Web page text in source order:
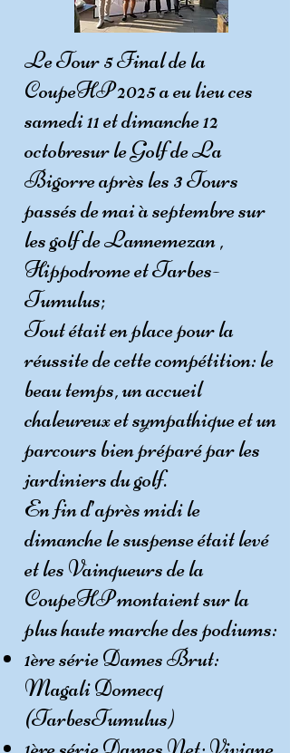
Le Tour 5 Final de la
CoupeHP 2025 a eu lieu ces
samedi 11 et dimanche 12
octobresur le Golf de La
Bigorre après les 3 Tours
passés de mai à septembre sur
les golf de Lannemezan ,
Hippodrome et Tarbes-
Tumulus;
Tout était en place pour la
réussite de cette compétition: le
beau temps, un accueil
chaleureux et sympathique et un
parcours bien préparé par les
jardiniers du golf.
En fin d’après midi le
dimanche le suspense était levé
et les Vainqueurs de la
CoupeHP montaient sur la
plus haute marche des podiums:
1ère série Dames Brut:
Magali Domecq
(TarbesTumulus)